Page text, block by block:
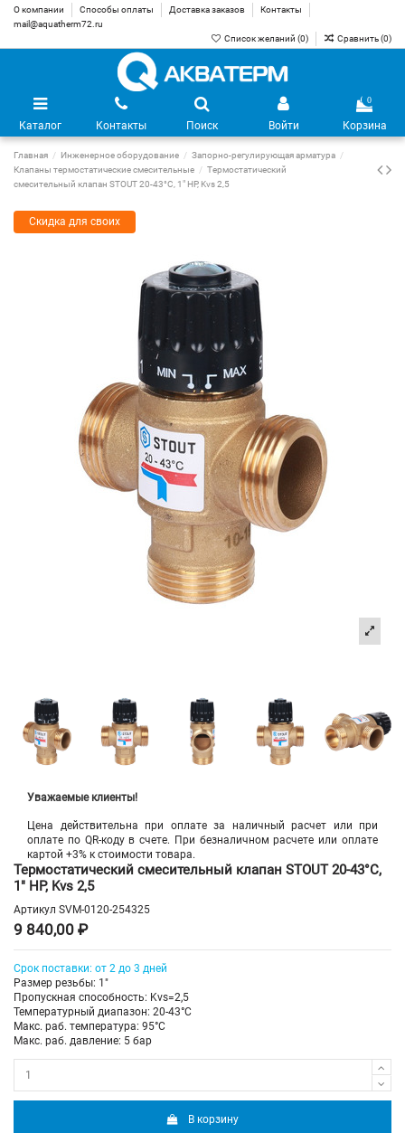
О компании Способы оплаты Доставка заказов
Контакты
mail@aquatherm72.ru
Список желаний (0) Сравнить (0)
Каталог Контакты Поиск Войти
0
Корзина
Главная Инженерное оборудование
Запорно-регулирующая арматура
Клапаны термостатические смесительные
Термостатический
смесительный клапан STOUT 20-43°C, 1" НР, Kvs 2,5
Скидка для своих
Уважаемые клиенты!
Цена действительна при оплате за наличный расчет или при
оплате по QR-коду в счете. При безналичном расчете или оплате
картой +3% к стоимости товара.
Термостатический смесительный клапан STOUT 20-43°C,
1" НР, Kvs 2,5
Артикул SVM-0120-254325
9 840,00 ₽
Срок поставки: от 2 до 3 дней
Размер резьбы: 1"
Пропускная способность: Kvs=2,5
Температурный диапазон: 20-43°С
Макс. раб. температура: 95°C
Макс. раб. давление: 5 бар
В корзину